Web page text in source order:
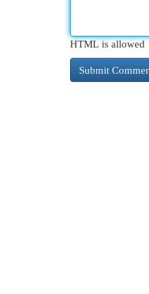
HTML is allowed